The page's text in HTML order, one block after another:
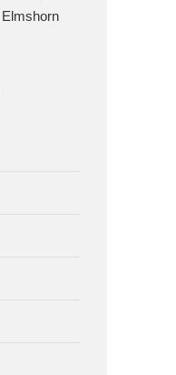
Elmshorn